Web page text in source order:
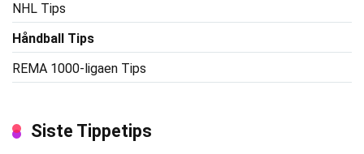
NHL Tips
Håndball Tips
REMA 1000-ligaen Tips
Siste Tippetips